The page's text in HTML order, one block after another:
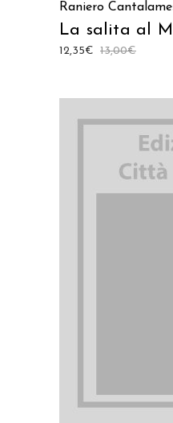
Raniero
La salita al
13,00€
12,35€